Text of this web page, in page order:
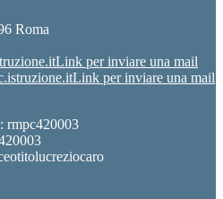
Roma
Link per inviare una mail
Link per inviare una mail
rmpc420003